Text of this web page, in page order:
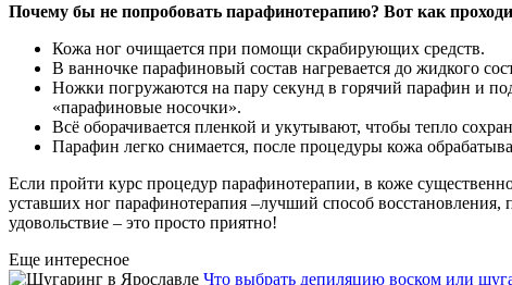
Почему бы не попробовать парафинотерапию? Вот как
Кожа ног очищается при помощи скрабирующих средств.
В ванночке парафиновый состав нагревается до жидкого
Ножки погружаются на пару секунд в горячий парафин и
«парафиновые носочки».
Всё оборачивается пленкой и укутывают, чтобы тепло
Парафин легко снимается, после процедуры кожа
Если пройти курс процедур парафинотерапии, в коже
уставших ног парафинотерапия –лучший способ
удовольствие – это просто приятно!
Еще интересное
Что выбрать депиляцию воском или